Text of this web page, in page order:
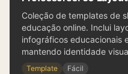
Coleção de templates de
educação online. Inclui
infográficos educacionais
mantendo identidade
Template Fácil